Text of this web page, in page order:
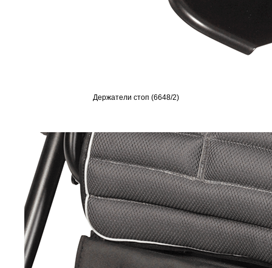
Держатели стоп (6648/2)